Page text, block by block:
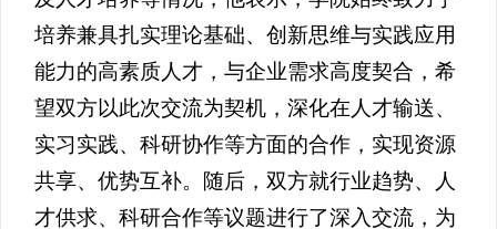
培养兼具扎实理论基础、创新思维与实践应用
能力的高素质人才，与企业需求高度契合，希
望双方以此次交流为契机，深化在人才输送、
实习实践、科研协作等方面的合作，实现资源
共享、优势互补。随后，双方就行业趋势、人
才供求、科研合作等议题进行了深入交流，为